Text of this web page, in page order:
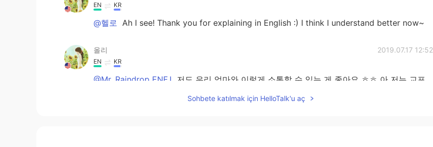
EN KR
@헬로 Ah I see! Thank you for explaining in English :) I think I understand better now~
올리 2019.07.17 12:52
EN KR
@Mr. Raindrop ENFJ 저도 우리 엄마와 이렇게 소통할 수 있는 게 좋아요 ㅎㅎ 아 저는 교포
Sohbete katılmak için HelloTalk'u aç